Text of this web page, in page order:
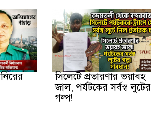
সিলেটে প্রতারণার ভয়াবহ
জাল, পর্যটকের সর্বস্ব লুটের
গল্প!